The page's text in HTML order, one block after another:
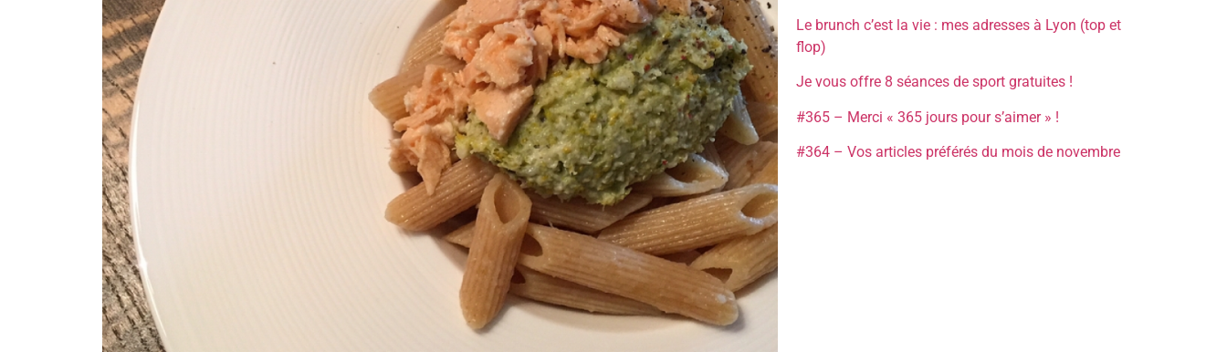
Le brunch c’est la vie : mes adresses à Lyon (top et
flop)
Je vous offre 8 séances de sport gratuites !
#365 – Merci « 365 jours pour s’aimer » !
#364 – Vos articles préférés du mois de novembre